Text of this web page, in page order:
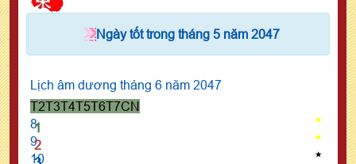
Ngày tốt trong tháng 5 năm 2047
Lịch âm dương tháng 6 năm 2047
T2T3T4T5T6T7CN
1
8
2
9
10